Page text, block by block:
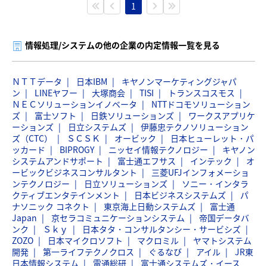
1
情報処理/システムの他の企業の内定情報一覧を見る
ＮＴＴデータ 日本IBM
キヤノンマーケティングジャパ
ン
LINEヤフー 大塚商会 TISI
トランスコスモス
ＮＥＣソリューションイノベータ
NTTドコモソリューション
ズ
富士ソフト 日鉄ソリューションズ
ワークスアプリケ
ーションズ
日立システムズ
伊藤忠テクノソリューション
ズ（CTC）
ＳＣＳＫ オービック
日本ヒューレット・パ
ッカード
BIPROGY ニッセイ情報テクノロジー
キヤノン
システムアンドサポート
富士通エフサス インテック
オ
ービックビジネスコンサルタント
三菱UFJインフォメーショ
ンテクノロジー
日立ソリューションズ
ソニー・インタラ
クティブエンタテインメント
日本ビジネスシステムズ
パ
ナソニック コネクト
東京海上日動システムズ
富士通
Japan
京セラコミュニケーションシステム
帝国データバ
ンク
Ｓｋｙ
日本タタ・コンサルタンシー・サービシズ
ZOZO
日本マイクロソフト マクロミル
ヤマトシステム
開発
第一ライフテクノクロス ぐるなび アイル
JR東
日本情報システム
電通総研 富士通システムズ・イース